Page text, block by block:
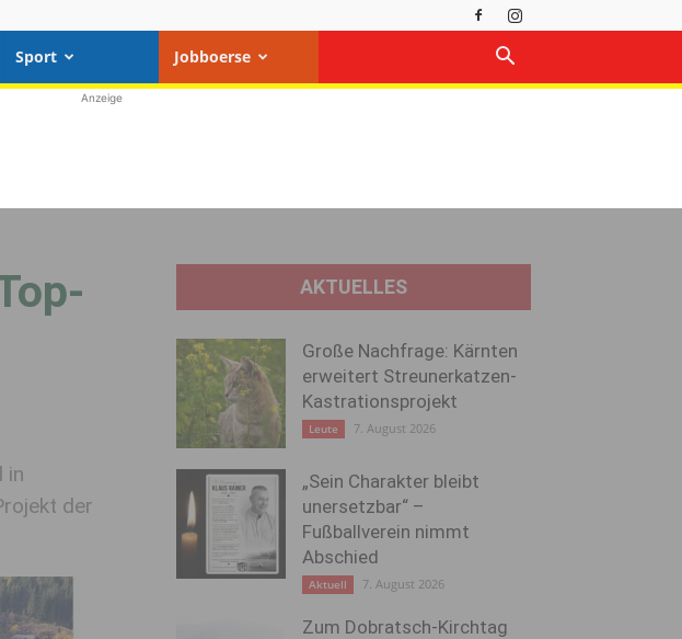
Sport Jobboerse
Anzeige
in
der
AKTUELLES
Große Nachfrage: Kärnten
erweitert Streunerkatzen-
Kastrationsprojekt
Leute 7. August 2026
„Sein Charakter bleibt
unersetzbar“ –
Fußballverein nimmt
Abschied
Aktuell 7. August 2026
Zum Dobratsch-Kirchtag